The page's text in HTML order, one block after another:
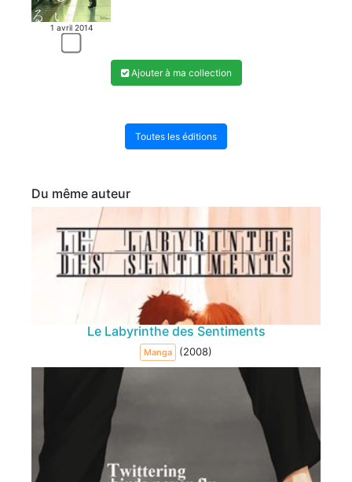
1 avril 2014
Ajouter à ma collection
Toutes les éditions
Du même auteur
Le Labyrinthe des Sentiments
Manga (2008)